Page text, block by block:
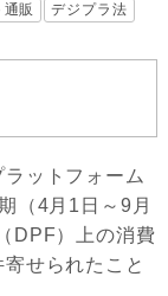
販
デジプラ法
ットフォーム
（4月1日～9月
DPF）上の消費
せられたこと